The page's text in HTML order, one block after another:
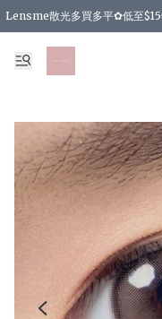
Lensme散光多買多平✿低至
台灣Karacon⁩✧日拋 特價清貨❁⃘
日本韓國多款日/月拋現貨☼ 特
🇰🇷韓國多款月拋現貨 特價兩對
精選商品，任選買2件或以上9
精選商品，任選買2件HKD
精選商品，任選買2件HKD
精選商品，任選買2件HKD
精選商品，任選買2件HKD
精選商品，任選買2件或以上減
精選商品，任選買2件或以上減
精選商品，任選買2件或以上
精選商品，任選買12件或以上87
精選商品，任選買2件或以上
精選商品，任選買2件或以上
購物滿 HKD 800.00即享免運